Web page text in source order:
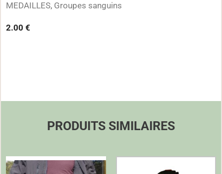
MEDAILLES, Groupes sanguins
2.00 €
PRODUITS SIMILAIRES